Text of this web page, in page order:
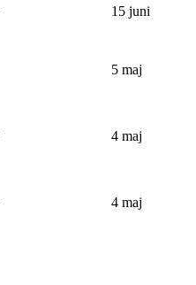
15 juni
5 maj
4 maj
4 maj